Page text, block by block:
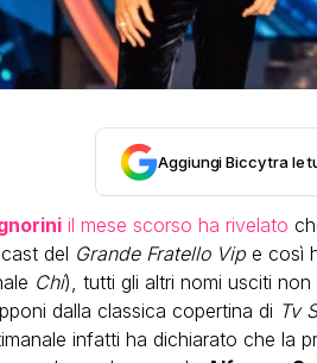
Aggiungi Biccy tra le
il mese scorso ha rivelato
del Grande Fratello Vipe così
Chi), tutti gli altri nomi usciti
dalla classica copertina di Tv
infatti ha dichiarato che la